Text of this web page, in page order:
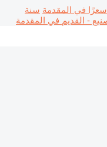
سعرًا في المقدمة سنة
- القديم في المقدمة